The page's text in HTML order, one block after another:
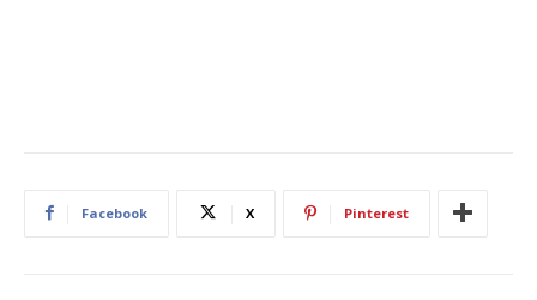
Facebook X Pinterest